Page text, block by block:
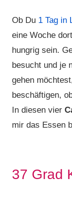
Ob Du 1 Tag in
eine Woche
hungrig sein.
besucht und je
gehen
beschäftigen,
In diesen vier
mir das Essen
37 Grad